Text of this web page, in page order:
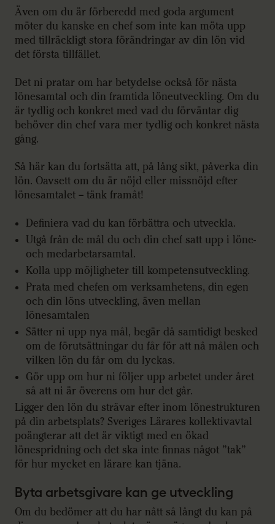
Även om du är förberedd med goda argument
möter du kanske en chef som inte kan möta upp
med tillräckligt stora förändringar av din lön vid
det första tillfället.
Det ni pratar om har betydelse också för nästa
lönesamtal och din framtida löneutveckling. Om du
är tydlig och konkret med vad du förväntar dig
behöver din chef vara mer tydlig och konkret nästa
gång.
Så här kan du fortsätta att, på lång sikt, påverka din
lön. Oavsett om du är nöjd eller missnöjd efter
lönesamtalet – tänk framåt!
Definiera vad du kan förbättra och utveckla.
Utgå från de mål du och din chef satt upp i löne-
och medarbetarsamtal.
Kolla upp möjligheter till kompetensutveckling.
Prata med chefen om verksamhetens, din egen
och din löns utveckling, även mellan
lönesamtalen
Sätter ni upp nya mål, begär då samtidigt besked
om de förutsättningar du får för att nå målen och
vilken lön du får om du lyckas.
Gör upp om hur ni följer upp arbetet under året
så att ni är överens om hur det går.
Ligger den lön du strävar efter inom lönestrukturen
på din arbetsplats? Sveriges Lärares kollektivavtal
poängterar att det är viktigt med en ökad
lönespridning och det ska inte finnas något ”tak”
för hur mycket en lärare kan tjäna.
Byta arbetsgivare kan ge utveckling
Om du bedömer att du har nått så långt du kan på